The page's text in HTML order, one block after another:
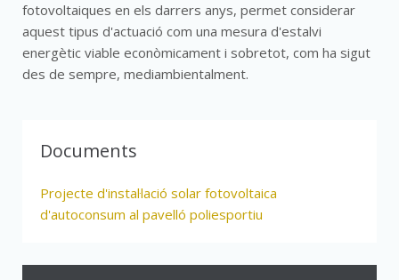
fotovoltaiques en els darrers anys, permet considerar
aquest tipus d'actuació com una mesura d'estalvi
energètic viable econòmicament i sobretot, com ha sigut
des de sempre, mediambientalment.
Documents
Projecte d'instal·lació solar fotovoltaica
d'autoconsum al pavelló poliesportiu